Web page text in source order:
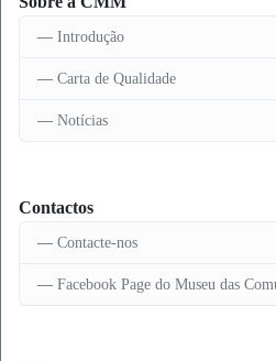
Introdução
Carta de Qualidade
Notícias
Contactos
Contacte-nos
Facebook Page do Museu das